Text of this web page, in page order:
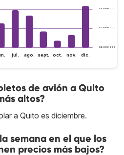
$ 2.000.000
$ 3.000.000
$ 4.000.000
jul. ago. sept. oct. nov. dic.
de avión a Quito
altos?
a Quito es diciembre.
semana en el que los
precios más bajos?